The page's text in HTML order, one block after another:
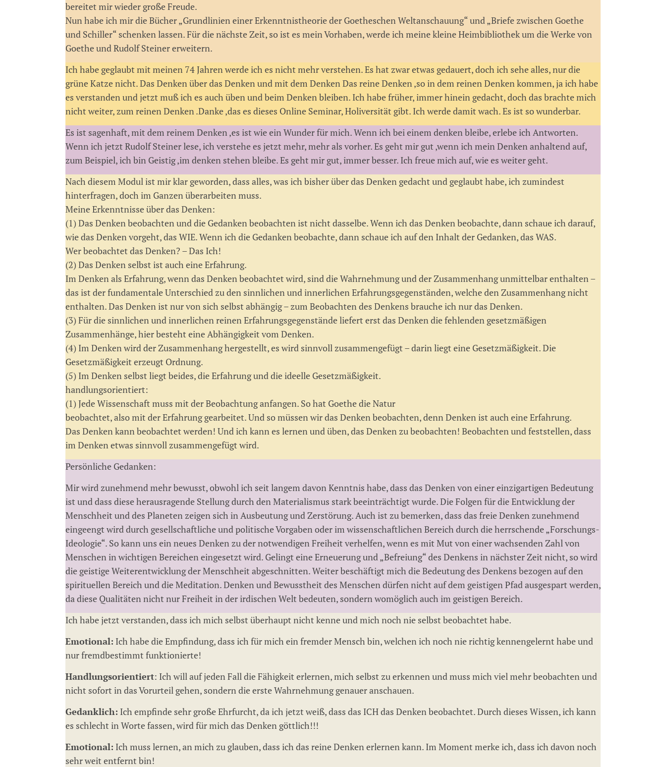
bereitet mir wieder große Freude.
Nun habe ich mir die Bücher „Grundlinien einer Erkenntnistheorie der Goetheschen Weltanschauung“ und „Briefe zwischen Goethe
und Schiller“ schenken lassen. Für die nächste Zeit, so ist es mein Vorhaben, werde ich meine kleine Heimbibliothek um die Werke von
Goethe und Rudolf Steiner erweitern.
Ich habe geglaubt mit meinen 74 Jahren werde ich es nicht mehr verstehen. Es hat zwar etwas gedauert, doch ich sehe alles, nur die
grüne Katze nicht. Das Denken über das Denken und mit dem Denken Das reine Denken ,so in dem reinen Denken kommen, ja ich habe
es verstanden und jetzt muß ich es auch üben und beim Denken bleiben. Ich habe früher, immer hinein gedacht, doch das brachte mich
nicht weiter, zum reinen Denken .Danke ,das es dieses Online Seminar, Holiversität gibt. Ich werde damit wach. Es ist so wunderbar.
Es ist sagenhaft, mit dem reinem Denken ,es ist wie ein Wunder für mich. Wenn ich bei einem denken bleibe, erlebe ich Antworten.
Wenn ich jetzt Rudolf Steiner lese, ich verstehe es jetzt mehr, mehr als vorher. Es geht mir gut ,wenn ich mein Denken anhaltend auf,
zum Beispiel, ich bin Geistig ,im denken stehen bleibe. Es geht mir gut, immer besser. Ich freue mich auf, wie es weiter geht.
Nach diesem Modul ist mir klar geworden, dass alles, was ich bisher über das Denken gedacht und geglaubt habe, ich zumindest
hinterfragen, doch im Ganzen überarbeiten muss.
Meine Erkenntnisse über das Denken:
(1) Das Denken beobachten und die Gedanken beobachten ist nicht dasselbe. Wenn ich das Denken beobachte, dann schaue ich darauf,
wie das Denken vorgeht, das WIE. Wenn ich die Gedanken beobachte, dann schaue ich auf den Inhalt der Gedanken, das WAS.
Wer beobachtet das Denken? – Das Ich!
(2) Das Denken selbst ist auch eine Erfahrung.
Im Denken als Erfahrung, wenn das Denken beobachtet wird, sind die Wahrnehmung und der Zusammenhang unmittelbar enthalten –
das ist der fundamentale Unterschied zu den sinnlichen und innerlichen Erfahrungsgegenständen, welche den Zusammenhang nicht
enthalten. Das Denken ist nur von sich selbst abhängig – zum Beobachten des Denkens brauche ich nur das Denken.
(3) Für die sinnlichen und innerlichen reinen Erfahrungsgegenstände liefert erst das Denken die fehlenden gesetzmäßigen
Zusammenhänge, hier besteht eine Abhängigkeit vom Denken.
(4) Im Denken wird der Zusammenhang hergestellt, es wird sinnvoll zusammengefügt – darin liegt eine Gesetzmäßigkeit. Die
Gesetzmäßigkeit erzeugt Ordnung.
(5) Im Denken selbst liegt beides, die Erfahrung und die ideelle Gesetzmäßigkeit.
handlungsorientiert:
(1) Jede Wissenschaft muss mit der Beobachtung anfangen. So hat Goethe die Natur
beobachtet, also mit der Erfahrung gearbeitet. Und so müssen wir das Denken beobachten, denn Denken ist auch eine Erfahrung.
Das Denken kann beobachtet werden! Und ich kann es lernen und üben, das Denken zu beobachten! Beobachten und feststellen, dass
im Denken etwas sinnvoll zusammengefügt wird.
Persönliche Gedanken:
Mir wird zunehmend mehr bewusst, obwohl ich seit langem davon Kenntnis habe, dass das Denken von einer einzigartigen Bedeutung
ist und dass diese herausragende Stellung durch den Materialismus stark beeinträchtigt wurde. Die Folgen für die Entwicklung der
Menschheit und des Planeten zeigen sich in Ausbeutung und Zerstörung. Auch ist zu bemerken, dass das freie Denken zunehmend
eingeengt wird durch gesellschaftliche und politische Vorgaben oder im wissenschaftlichen Bereich durch die herrschende „Forschungs-
Ideologie“. So kann uns ein neues Denken zu der notwendigen Freiheit verhelfen, wenn es mit Mut von einer wachsenden Zahl von
Menschen in wichtigen Bereichen eingesetzt wird. Gelingt eine Erneuerung und „Befreiung“ des Denkens in nächster Zeit nicht, so wird
die geistige Weiterentwicklung der Menschheit abgeschnitten. Weiter beschäftigt mich die Bedeutung des Denkens bezogen auf den
spirituellen Bereich und die Meditation. Denken und Bewusstheit des Menschen dürfen nicht auf dem geistigen Pfad ausgespart werden,
da diese Qualitäten nicht nur Freiheit in der irdischen Welt bedeuten, sondern womöglich auch im geistigen Bereich.
Ich habe jetzt verstanden, dass ich mich selbst überhaupt nicht kenne und mich noch nie selbst beobachtet habe.
Emotional: Ich habe die Empfindung, dass ich für mich ein fremder Mensch bin, welchen ich noch nie richtig kennengelernt habe und
nur fremdbestimmt funktionierte!
Handlungsorientiert: Ich will auf jeden Fall die Fähigkeit erlernen, mich selbst zu erkennen und muss mich viel mehr beobachten und
nicht sofort in das Vorurteil gehen, sondern die erste Wahrnehmung genauer anschauen.
Gedanklich: Ich empfinde sehr große Ehrfurcht, da ich jetzt weiß, dass das ICH das Denken beobachtet. Durch dieses Wissen, ich kann
es schlecht in Worte fassen, wird für mich das Denken göttlich!!!
Emotional: Ich muss lernen, an mich zu glauben, dass ich das reine Denken erlernen kann. Im Moment merke ich, dass ich davon noch
sehr weit entfernt bin!